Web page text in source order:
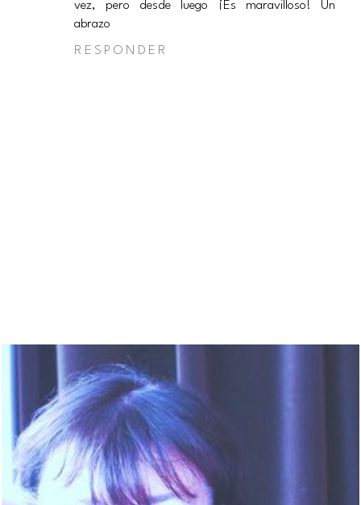
vez, pero desde luego ¡Es maravilloso! Un
abrazo
RESPONDER